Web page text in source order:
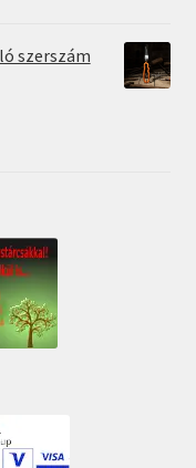
szerszám